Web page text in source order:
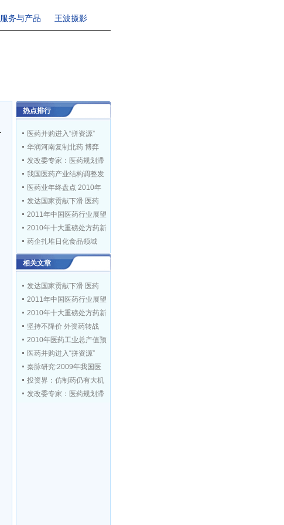
服务与产品 王波摄影
热点排行
医药并购进入“拼资源”
华润河南复制北药 博弈
发改委专家：医药规划滞
我国医药产业结构调整发
医药业年终盘点 2010年
发达国家贡献下滑 医药
2011年中国医药行业展望
2010年十大重磅处方药新
药企扎堆日化食品领域
投资界：仿制药仍有大机
相关文章
发达国家贡献下滑 医药
2011年中国医药行业展望
2010年十大重磅处方药新
坚持不降价 外资药转战
2010年医药工业总产值预
医药并购进入“拼资源”
秦脉研究:2009年我国医
投资界：仿制药仍有大机
发改委专家：医药规划滞